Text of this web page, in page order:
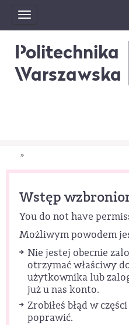
Toggle
navigation
Politechnika
Warszawska
»
Wstęp
You do not have
Możliwym powodem
Nie jestej obecnie
otrzymać właściwy
użytkownika lub
już u nas konto.
Zrobiłeś błąd w
poprawić.